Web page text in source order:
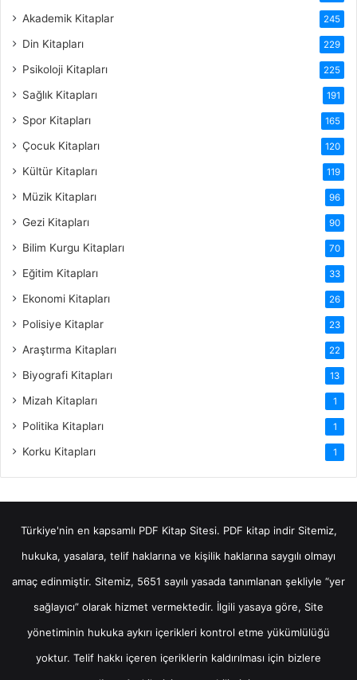
Akademik Kitaplar 245
Din Kitapları 229
Psikoloji Kitapları 225
Sağlık Kitapları 191
Spor Kitapları 165
Çocuk Kitapları 120
Kültür Kitapları 119
Müzik Kitapları 96
Gezi Kitapları 90
Bilim Kurgu Kitapları 70
Eğitim Kitapları 33
Ekonomi Kitapları 26
Polisiye Kitaplar 23
Araştırma Kitapları 22
Biyografi Kitapları 13
Mizah Kitapları 1
Politika Kitapları 1
Korku Kitapları 1
Türkiye'nin en kapsamlı PDF Kitap Sitesi. PDF kitap indirSitemiz,
hukuka, yasalara, telif haklarına ve kişilik haklarına saygılı olmayı
amaç edinmiştir. Sitemiz, 5651 sayılı yasada tanımlanan şekliyle “yer
sağlayıcı” olarak hizmet vermektedir. İlgili yasaya göre, Site
yönetiminin hukuka aykırı içerikleri kontrol etme yükümlülüğü
yoktur. Telif hakkı içeren içeriklerin kaldırılması için bizlere